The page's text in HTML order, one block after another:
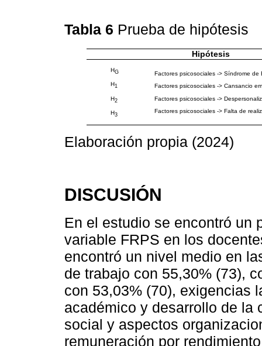
Tabla 6 Prueba de hipótesis
Hipótesis
HG
H1
H2
H3
Factores psicosociales -> Síndrome de
Factores psicosociales -> Cansancio
Factores psicosociales ->
Factores psicosociales -> Falta de
Elaboración propia (2024)
DISCUSIÓN
En el estudio se encontró un
variable FRPS en los
encontró un nivel medio en
de trabajo con 55,30% (73),
con 53,03% (70), exigencias
académico y desarrollo de la
social y aspectos
remuneración por